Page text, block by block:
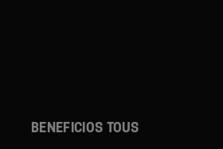
Beneficios TOUS